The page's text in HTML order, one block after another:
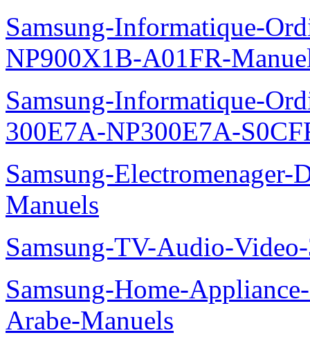
Samsung-Informatique-
NP900X1B-A01FR-
Samsung-Informatique-
300E7A-NP300E7A-
Samsung-
Manuels
Samsung-TV-Audio-
Samsung-Home-
Arabe-Manuels